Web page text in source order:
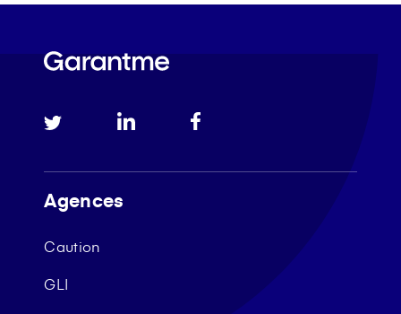
Agences
Caution
GLI